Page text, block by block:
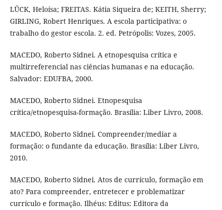
LÜCK, Heloísa; FREITAS. Kátia Siqueira de; KEITH, Sherry;
GIRLING, Robert Henriques. A escola participativa: o
trabalho do gestor escola. 2. ed. Petrópolis: Vozes, 2005.
MACEDO, Roberto Sidnei. A etnopesquisa crítica e
multirreferencial nas ciências humanas e na educação.
Salvador: EDUFBA, 2000.
MACEDO, Roberto Sidnei. Etnopesquisa
crítica/etnopesquisa-formação. Brasília: Liber Livro, 2008.
MACEDO, Roberto Sidnei. Compreender/mediar a
formação: o fundante da educação. Brasília: Liber Livro,
2010.
MACEDO, Roberto Sidnei. Atos de currículo, formação em
ato? Para compreender, entretecer e problematizar
currículo e formação. Ilhéus: Editus: Editora da